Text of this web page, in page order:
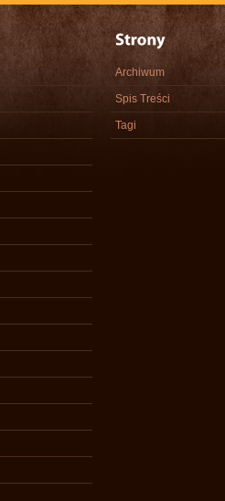
Archiwum
Spis Treści
Tagi